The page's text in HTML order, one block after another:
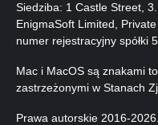
Siedziba: 1 Castle Street,
EnigmaSoft Limited,
numer rejestracyjny spółki
Mac i MacOS są znakami
zastrzeżonymi w Stanach
Prawa autorskie 2016-2026